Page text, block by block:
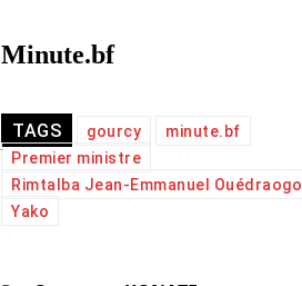
Minute.bf
TAGS gourcy
minute.bf
Premier ministre
Rimtalba Jean-Emmanuel Ouédraogo
Yako